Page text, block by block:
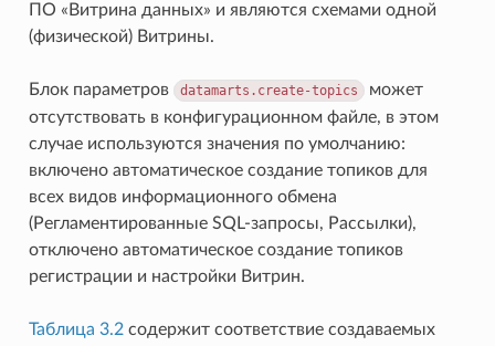
ПО «Витрина данных» и являются схемами одной
(физической) Витрины.
Блок параметров datamarts.create-topics может
отсутствовать в конфигурационном файле, в этом
случае используются значения по умолчанию:
включено автоматическое создание топиков для
всех видов информационного обмена
(Регламентированные SQL-запросы, Рассылки),
отключено автоматическое создание топиков
регистрации и настройки Витрин.
Таблица 3.2содержит соответствие создаваемых